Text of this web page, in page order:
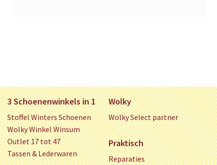
3 Schoenenwinkels in 1
Stoffel Winters Schoenen
Wolky Winkel Winsum
Outlet 17 tot 47
Tassen & Lederwaren
Wolky
Wolky Select partner
Praktisch
Reparaties